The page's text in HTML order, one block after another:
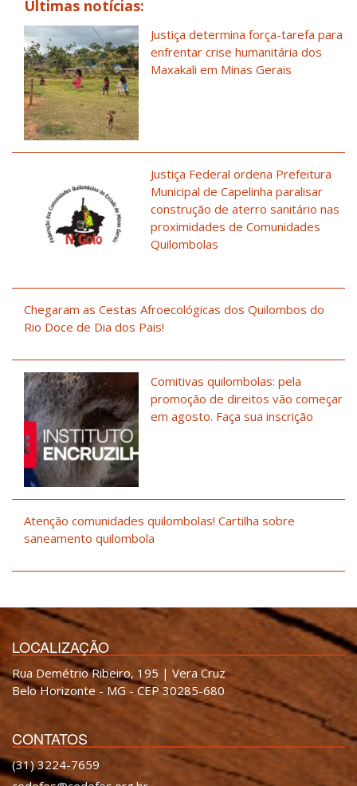
Últimas notícias:
Justiça determina força-tarefa para
enfrentar crise humanitária dos
Maxakali em Minas Gerais
Justiça Federal ordena Prefeitura
Municipal de Capelinha paralisar
construção de aterro sanitário nas
proximidades de Comunidades
Quilombolas
Chegaram as Cestas Afroecológicas dos Quilombos do
Rio Doce de Dia dos Pais!
Comitivas quilombolas: pela
promoção de direitos vão começar
em agosto. Faça sua inscrição
Atenção comunidades quilombolas! Cartilha sobre
saneamento quilombola
LOCALIZAÇÃO
Rua Demétrio Ribeiro, 195 | Vera Cruz
Belo Horizonte - MG - CEP 30285-680
CONTATOS
(31) 3224-7659